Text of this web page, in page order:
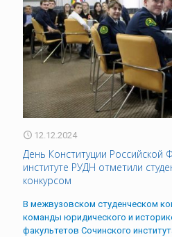
12.12.2024
День Конституции Российской
институте РУДН отметили
конкурсом
В межвузовском студенческом
команды юридического и
факультетов Сочинского